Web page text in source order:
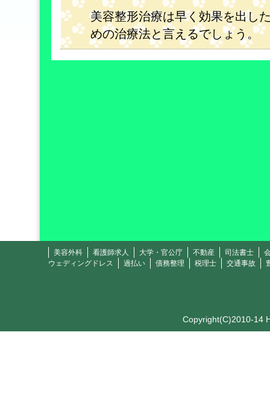
美容整形治療は早く効果を出し
めの治療法と言えるでしょう。
美容外科 看護師求人 大学・官公庁 不動産 司法書士
ウェディングドレス
過払い 債務整理 税理士 交通事故
Copyright(C)2010-14